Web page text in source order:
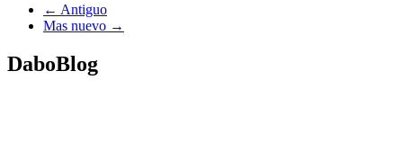
← Antiguo
Mas nuevo →
DaboBlog